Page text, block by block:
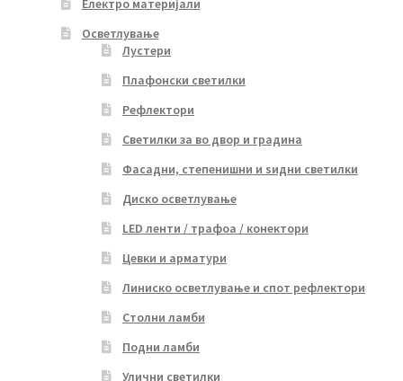
Електро материјали
Осветлување
Лустери
Плафонски светилки
Рефлектори
Светилки за во двор и градина
Фасадни, степенишни и ѕидни светилки
Диско осветлување
LED ленти / трафоа / конектори
Цевки и арматури
Линиско осветлување и спот рефлектори
Столни ламби
Подни ламби
Улични светилки